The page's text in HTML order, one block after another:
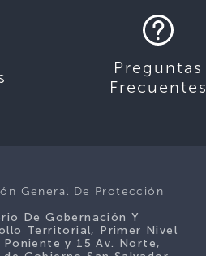
Preguntas
Frecuentes
General De Protección
De Gobernación Y
Territorial, Primer Nivel
Poniente y 15 Av. Norte,